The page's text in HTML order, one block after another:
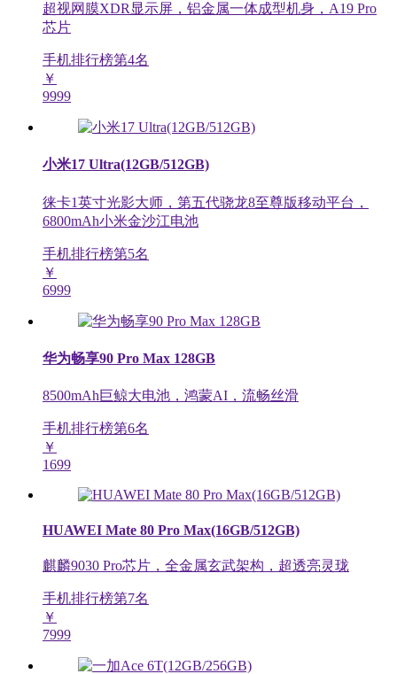
超视网膜XDR显示屏，铝金属一体成型机身，A19 Pro
芯片
手机排行榜第4名
￥
9999
小米17 Ultra(12GB/512GB)
徕卡1英寸光影大师，第五代骁龙8至尊版移动平台，
6800mAh小米金沙江电池
手机排行榜第5名
￥
6999
华为畅享90 Pro Max 128GB
8500mAh巨鲸大电池，鸿蒙AI，流畅丝滑
手机排行榜第6名
￥
1699
HUAWEI Mate 80 Pro Max(16GB/512GB)
麒麟9030 Pro芯片，全金属玄武架构，超透亮灵珑
手机排行榜第7名
￥
7999